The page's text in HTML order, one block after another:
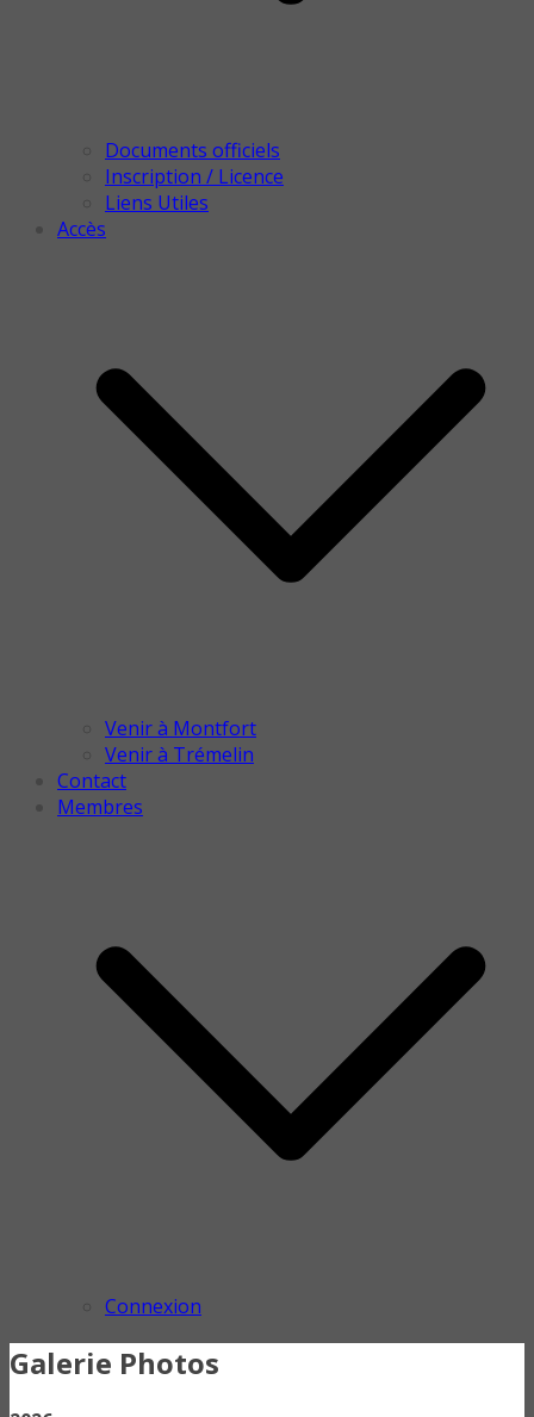
Documents officiels
Inscription / Licence
Liens Utiles
Accès
Venir à Montfort
Venir à Trémelin
Contact
Membres
Connexion
Galerie Photos